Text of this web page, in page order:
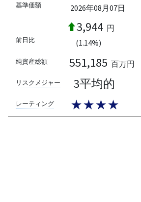
基準価額
2026年08月07日
前日比
3,944 円
(1.14%)
純資産総額 551,185 百万円
リスクメジャー 3平均的
レーティング ★★★★